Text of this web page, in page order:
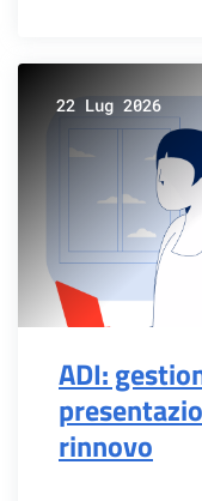
22 Lug 2026
ADI:
rinnovo